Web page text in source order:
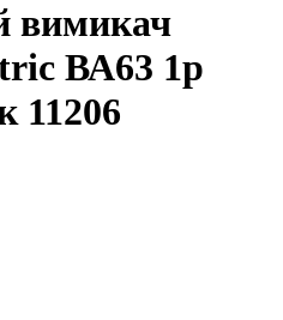
вимикач
ВА63 1р
11206